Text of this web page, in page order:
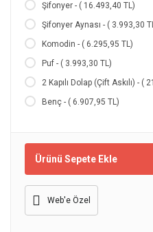
Şifonyer - ( 16.493,40 TL)
Şifonyer Aynası - ( 3.993,30
Komodin - ( 6.295,95 TL)
Puf - ( 3.993,30 TL)
2 Kapılı Dolap (Çift Askılı) - (
Benç - ( 6.907,95 TL)
Ürünü Sepete Ekle
Web'e Özel